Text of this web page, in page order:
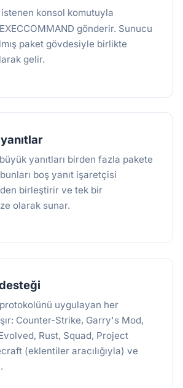
istenen konsol komutuyla
gönderir. Sunucu
paket gövdesiyle birlikte
gelir.
yanıtları birden fazla pakete
boş yanıt işaretçisi
birleştirir ve tek bir
olarak sunar.
uygulayan her
Counter-Strike, Garry's Mod,
Rust, Squad, Project
(eklentiler aracılığıyla) ve